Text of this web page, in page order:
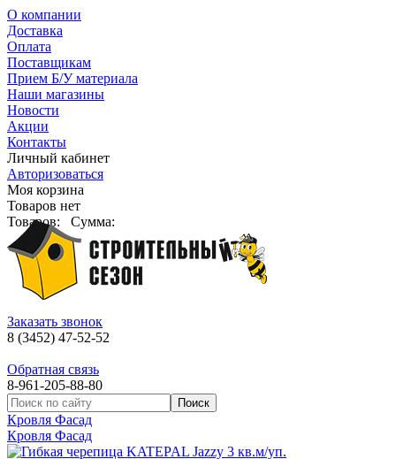
О компании
Доставка
Оплата
Поставщикам
Прием Б/У материала
Наши магазины
Новости
Акции
Контакты
Личный кабинет
Авторизоваться
Моя корзина
Товаров нет
Товаров:
Сумма:
Заказать звонок
8 (3452) 47-52-52
Обратная связь
8-961-205-88-80
Кровля Фасад
Кровля Фасад